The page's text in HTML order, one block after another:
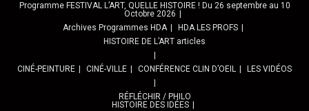
Programme FESTIVAL L’ART, QUELLE HISTOIRE ! Du 26 septembre au 10
Octobre 2026
Archives Programmes HDA
HDA LES PROFS
HISTOIRE DE L’ART articles
CINÉ-PEINTURE CINÉ-VILLE CONFÉRENCE CLIN D’OEIL LES VIDÉOS
RÉFLÉCHIR / PHILO
HISTOIRE DES IDÉES